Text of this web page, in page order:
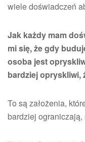
wiele doświadczeń
Jak każdy mam
mi się, że gdy
osoba jest
bardziej opryskliwi,
To są założenia,
bardziej